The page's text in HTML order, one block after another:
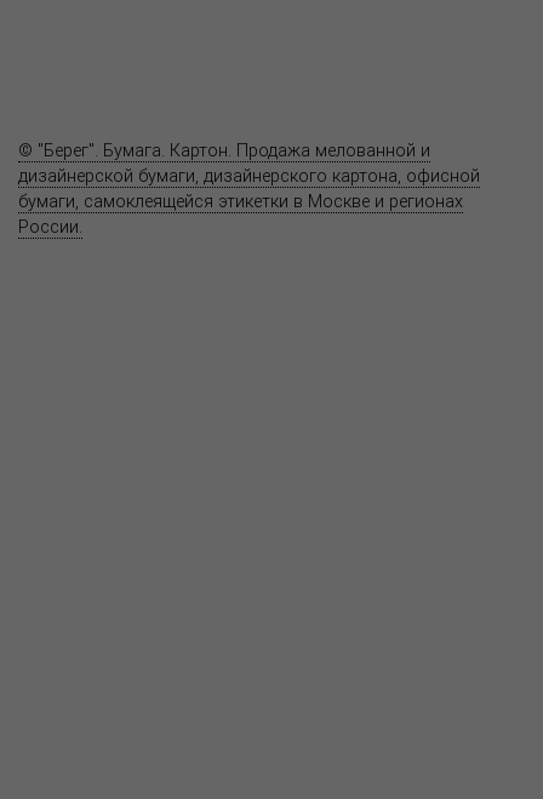
© "Берег". Бумага. Картон. Продажа мелованной и
дизайнерской бумаги, дизайнерского картона, офисной
бумаги, самоклеящейся этикетки в Москве и регионах
России.